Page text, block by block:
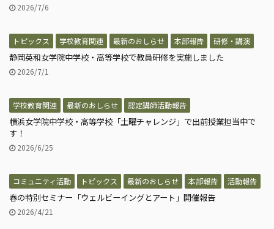
2026/7/6
トピックス 学校教育関連 最新のおしらせ 本部報告 研修・講演
静岡英和女学院中学校・高等学校で教員研修を実施しました
2026/7/1
学校教育関連 最新のおしらせ 認定講師活動報告
横浜女学院中学校・高等学校「土曜チャレンジ」で出前授業担当中で
す！
2026/6/25
コミュニティ活動 トピックス 最新のおしらせ 本部報告 活動報告
春の特別セミナー「ウェルビーイングとアート」開催報告
2026/4/21